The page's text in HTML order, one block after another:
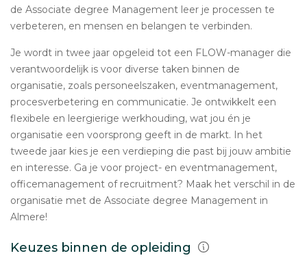
de Associate degree Management leer je processen te
verbeteren, en mensen en belangen te verbinden.
Je wordt in twee jaar opgeleid tot een FLOW-manager die
verantwoordelijk is voor diverse taken binnen de
organisatie, zoals personeelszaken, eventmanagement,
procesverbetering en communicatie. Je ontwikkelt een
flexibele en leergierige werkhouding, wat jou én je
organisatie een voorsprong geeft in de markt. In het
tweede jaar kies je een verdieping die past bij jouw ambitie
en interesse. Ga je voor project- en eventmanagement,
officemanagement of recruitment? Maak het verschil in de
organisatie met de Associate degree Management in
Almere!
Keuzes binnen de opleiding